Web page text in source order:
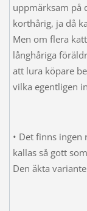
uppmärksam på
korthårig, ja då
Men om flera
långhåriga
att lura köpare
vilka egentligen
• Det finns
kallas så gott
Den äkta